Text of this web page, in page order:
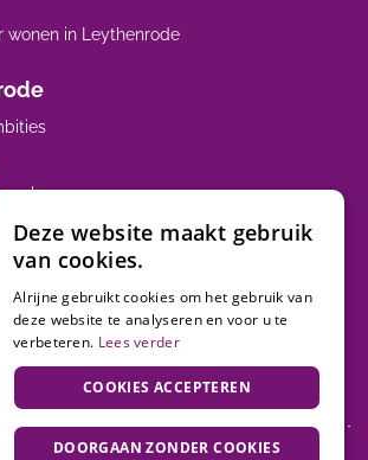
wonen in Leythenrode
Hoogmadeseweg 55
Deze website maakt gebruik
van cookies.
Alrijne gebruikt cookies om het gebruik van
deze website te analyseren en voor u te
verbeteren. Lees verder
COOKIES ACCEPTEREN
DOORGAAN ZONDER COOKIES